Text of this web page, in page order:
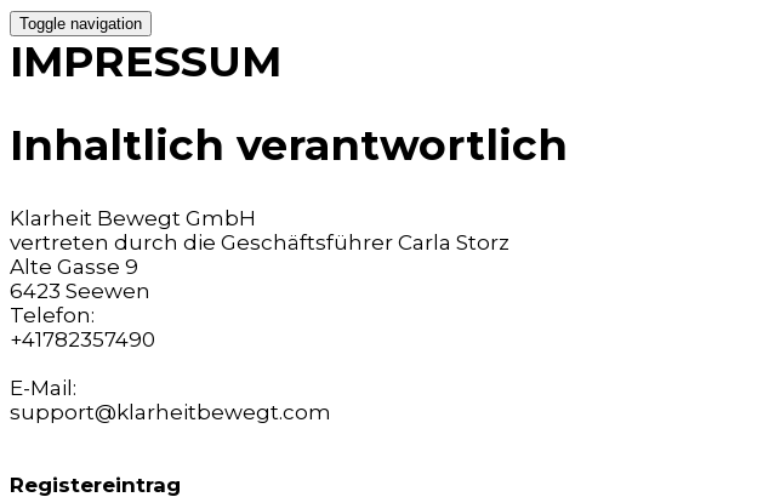
Skip
to
content
Toggle navigation
IMPRESSUM
Inhaltlich verantwortlich
Klarheit Bewegt GmbH
vertreten durch die Geschäftsführer Carla Storz
Alte Gasse 9
6423 Seewen
Telefon:
+41782357490
E-Mail:
support@klarheitbewegt.com
Registereintrag